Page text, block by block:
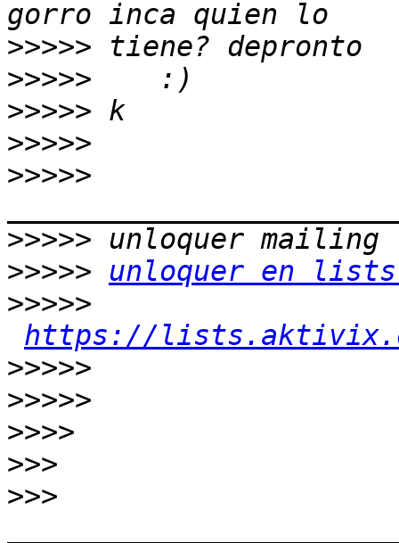
>>>>>
>>>>>
>>>>>
>>>>>
>>>>>
>>>>>
>>>>>
unloquer en
>>>>>
https://
>>>>>
>>>>>
>>>>
>>>
>>>